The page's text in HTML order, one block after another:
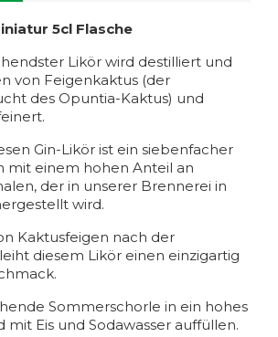
5cl Flasche
Likör wird destilliert und
von Feigenkaktus (der
des Opuntia-Kaktus) und
Gin-Likör ist ein siebenfacher
mit einem hohen Anteil an
der in unserer Brennerei in
wird.
Kaktusfeigen nach der
diesem Likör einen einzigartig
Sommerschorle in ein hohes
mit Eis und Sodawasser auffüllen.